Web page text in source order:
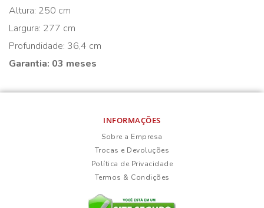
Altura: 250 cm
Largura: 277 cm
Profundidade: 36,4 cm
Garantia: 03 meses
INFORMAÇÕES
Sobre a Empresa
Trocas e Devoluções
Política de Privacidade
Termos & Condições